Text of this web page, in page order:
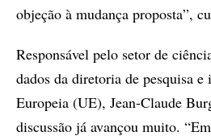
objeção à mudança proposta”,
Responsável pelo setor de
dados da diretoria de pesquisa e
Europeia (UE), Jean-Claude
discussão já avançou muito.